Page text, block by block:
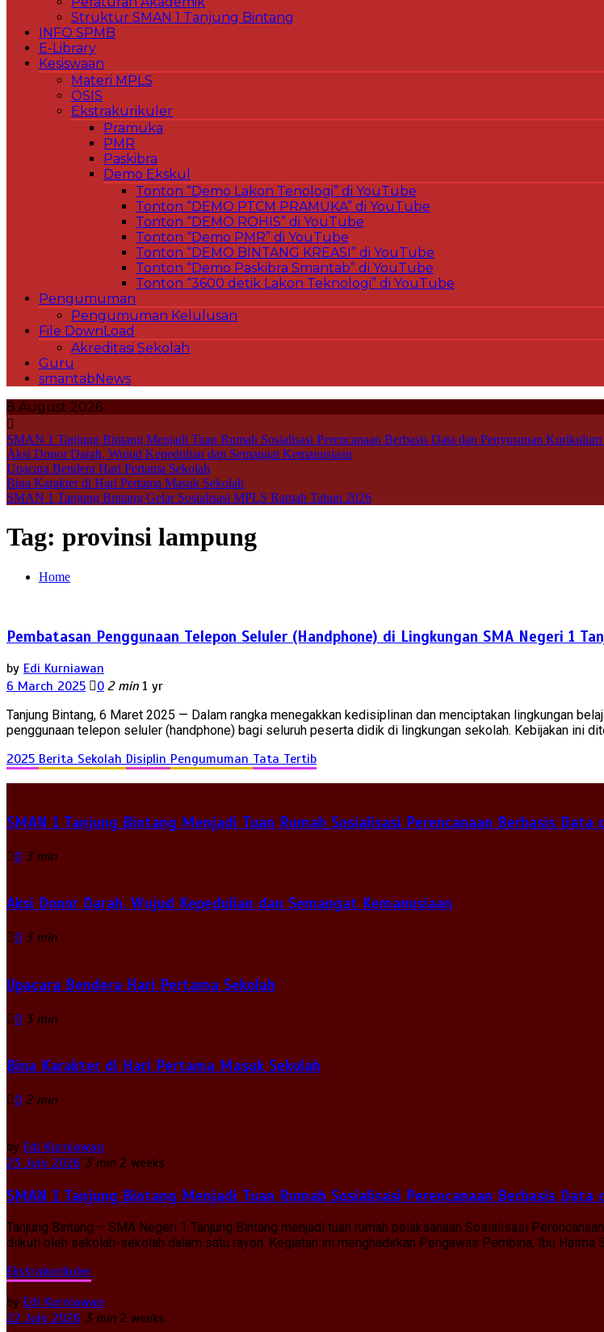
Struktur SMAN 1 Tanjung Bintang
INFO SPMB
E-Library
Kesiswaan
Materi MPLS
OSIS
Ekstrakurikuler
Pramuka
PMR
Paskibra
Demo Ekskul
Tonton “Demo Lakon Tenologi” di YouTube
Tonton “DEMO PTCM PRAMUKA” di YouTube
Tonton “DEMO ROHIS” di YouTube
Tonton “Demo PMR” di YouTube
Tonton “DEMO BINTANG KREASI” di YouTube
Tonton “Demo Paskibra Smantab” di YouTube
Tonton “3600 detik Lakon Teknologi” di YouTube
Pengumuman
Pengumuman Kelulusan
File DownLoad
Akreditasi Sekolah
Guru
smantabNews
8 August 2026
SMAN 1 Tanjung Bintang Menjadi Tuan Rumah Sosialisasi Perencanaan Berbasis Data dan Penyusunan Kurikulum
Aksi Donor Darah, Wujud Kepedulian dan Semangat Kemanusiaan
Upacara Bendera Hari Pertama Sekolah
Bina Karakter di Hari Pertama Masuk Sekolah
SMAN 1 Tanjung Bintang Gelar Sosialisasi MPLS Ramah Tahun 2026
Tag: provinsi lampung
Home
Pembatasan Penggunaan Telepon Seluler (Handphone) di Lingkungan SMA Negeri 1
by Edi Kurniawan
6 March 2025
0 2 min 1 yr
Tanjung Bintang, 6 Maret 2025 — Dalam rangka menegakkan kedisiplinan dan menciptakan lingkungan
penggunaan telepon seluler (handphone) bagi seluruh peserta didik di lingkungan sekolah. Kebijakan ini
2025 Berita Sekolah Disiplin Pengumuman Tata Tertib
SMAN 1 Tanjung Bintang Menjadi Tuan Rumah Sosialisasi Perencanaan Berbasis Data
0 3 min
Aksi Donor Darah, Wujud Kepedulian dan Semangat Kemanusiaan
0 3 min
Upacara Bendera Hari Pertama Sekolah
0 3 min
Bina Karakter di Hari Pertama Masuk Sekolah
0 2 min
by Edi Kurniawan
23 July 2026 3 min 2 weeks
SMAN 1 Tanjung Bintang Menjadi Tuan Rumah Sosialisasi Perencanaan Berbasis Data
Tanjung Bintang – SMA Negeri 1 Tanjung Bintang menjadi tuan rumah pelaksanaan Sosialisasi
diikuti oleh sekolah-sekolah dalam satu rayon. Kegiatan ini menghadirkan Pengawas Pembina, Ibu Hatma
Ekstrakurikuler
by Edi Kurniawan
22 July 2026 3 min 2 weeks